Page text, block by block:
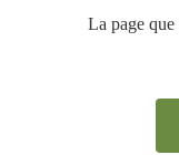
La page que